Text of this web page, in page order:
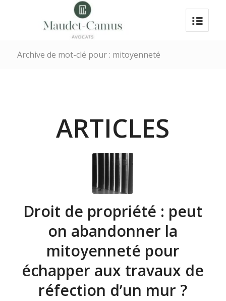
Archive de mot-clé pour : mitoyenneté
ARTICLES
Droit de propriété : peut
on abandonner la
mitoyenneté pour
échapper aux travaux de
réfection d’un mur ?